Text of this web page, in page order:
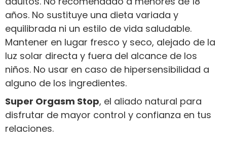
años. No sustituye una dieta variada y
equilibrada ni un estilo de vida saludable.
Mantener en lugar fresco y seco, alejado de la
luz solar directa y fuera del alcance de los
niños. No usar en caso de hipersensibilidad a
alguno de los ingredientes.
Super Orgasm Stop, el aliado natural para
disfrutar de mayor control y confianza en tus
relaciones.